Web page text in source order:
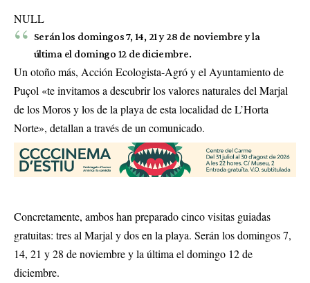
NULL
Serán los domingos 7, 14, 21 y 28 de noviembre y la
última el domingo 12 de diciembre.
Un otoño más, Acción Ecologista-Agró y el Ayuntamiento de
Puçol «te invitamos a descubrir los valores naturales del Marjal
de los Moros y los de la playa de esta localidad de L’Horta
Norte», detallan a través de un comunicado.
Concretamente, ambos han preparado cinco visitas guiadas
gratuitas: tres al Marjal y dos en la playa. Serán los domingos 7,
14, 21 y 28 de noviembre y la última el domingo 12 de
diciembre.